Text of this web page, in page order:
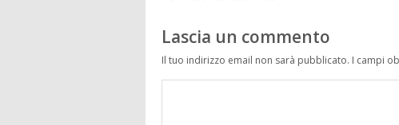
Lascia un commento
Il tuo indirizzo email non sarà pubblicato. I campi